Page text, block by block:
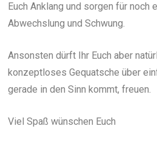
Euch Anklang und sorgen für noch
Abwechslung und Schwung.
Ansonsten dürft Ihr Euch aber
konzeptloses Gequatsche über
gerade in den Sinn kommt, freuen.
Viel Spaß wünschen Euch